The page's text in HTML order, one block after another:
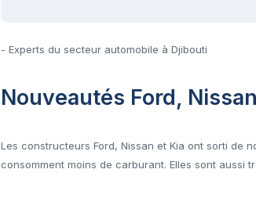
- Experts du secteur automobile à Djibouti
Nouveautés Ford,
Les constructeurs Ford, Nissan et Kia ont sorti de
consomment moins de carburant. Elles sont aussi